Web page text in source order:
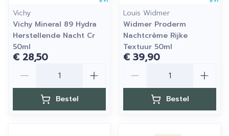
Vichy
Vichy Mineral 89 Hydra
Herstellende Nacht Cr
50ml
€ 28,50
Bestel
Louis Widmer
Widmer Proderm
Nachtcrème Rijke
Textuur 50ml
€ 39,90
Bestel